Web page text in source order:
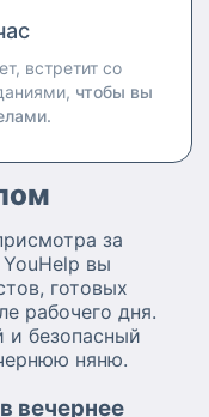
встретит со
чтобы вы
за
вы
готовых
рабочего дня.
и безопасный
няню.
вечернее